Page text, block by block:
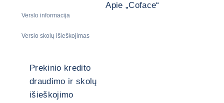
Verslo informacija
Verslo skolų išieškojimas
Apie „Coface“
Prekinio kredito
draudimo ir skolų
išieškojimo